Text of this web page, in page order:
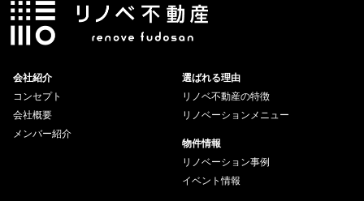
会社紹介
コンセプト
会社概要
メンバー紹介
選ばれる理由
リノベ不動産の特徴
リノベーションメニュー
物件情報
リノベーション事例
イベント情報